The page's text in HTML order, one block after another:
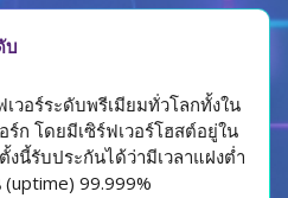
บ
เวอร์ระดับพรีเมียมทั่วโลกทั้งใน
ก โดยมีเซิร์ฟเวอร์โฮสต์อยู่ใน
นี้รับประกันได้ว่ามีเวลาแฝงต่ำ
(uptime) 99.999%